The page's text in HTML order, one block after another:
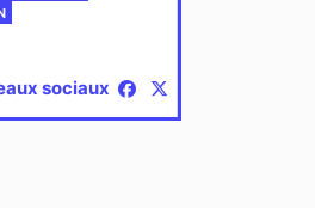
sociaux